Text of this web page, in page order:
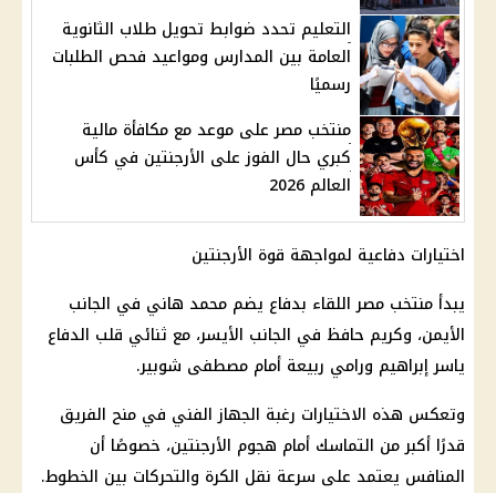
التعليم تحدد ضوابط تحويل طلاب الثانوية
العامة بين المدارس ومواعيد فحص الطلبات
رسميًا
منتخب مصر على موعد مع مكافأة مالية
كبري حال الفوز على الأرجنتين في كأس
العالم 2026
اختيارات دفاعية لمواجهة قوة الأرجنتين
يبدأ منتخب مصراللقاء بدفاع يضم محمد هاني في الجانب
الأيمن، وكريم حافظ في الجانب الأيسر، مع ثنائي قلب الدفاع
ياسر إبراهيم ورامي ربيعة أمام مصطفى شوبير.
وتعكس هذه الاختيارات رغبة الجهاز الفني في منح الفريق
قدرًا أكبر من التماسك أمام هجوم الأرجنتين، خصوصًا أن
المنافس يعتمد على سرعة نقل الكرة والتحركات بين الخطوط.